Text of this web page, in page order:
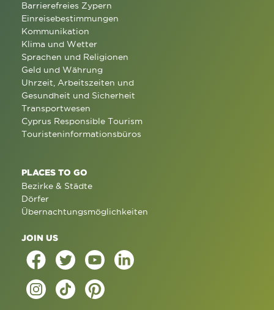
Barrierefreies Zypern
Einreisebestimmungen
Kommunikation
Klima und Wetter
Sprachen und Religionen
Geld und Währung
Uhrzeit, Arbeitszeiten und
Gesundheit und Sicherheit
Transportwesen
Cyprus Responsible Tourism
Touristeninformationsbüros
PLACES TO GO
Bezirke & Städte
Dörfer
Übernachtungsmöglichkeiten
JOIN US